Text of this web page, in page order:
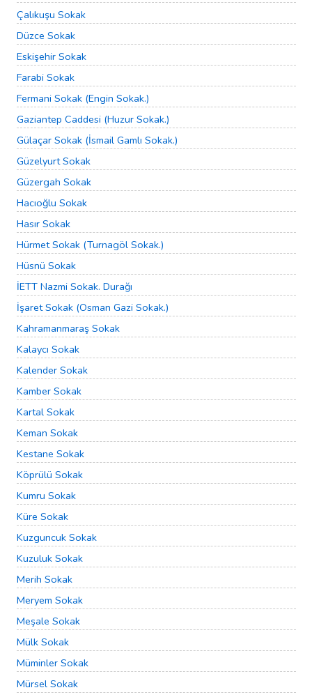
Çalıkuşu Sokak
Düzce Sokak
Eskişehir Sokak
Farabi Sokak
Fermani Sokak (Engin Sokak.)
Gaziantep Caddesi (Huzur Sokak.)
Gülaçar Sokak (İsmail Gamlı Sokak.)
Güzelyurt Sokak
Güzergah Sokak
Hacıoğlu Sokak
Hasır Sokak
Hürmet Sokak (Turnagöl Sokak.)
Hüsnü Sokak
İETT Nazmi Sokak. Durağı
İşaret Sokak (Osman Gazi Sokak.)
Kahramanmaraş Sokak
Kalaycı Sokak
Kalender Sokak
Kamber Sokak
Kartal Sokak
Keman Sokak
Kestane Sokak
Köprülü Sokak
Kumru Sokak
Küre Sokak
Kuzguncuk Sokak
Kuzuluk Sokak
Merih Sokak
Meryem Sokak
Meşale Sokak
Mülk Sokak
Müminler Sokak
Mürsel Sokak